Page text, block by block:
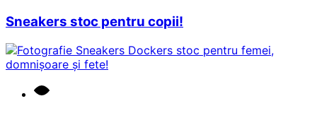
Sneakers stoc pentru copii!